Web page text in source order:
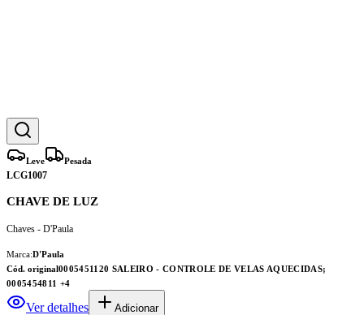
Leve Pesada
LCG1007
CHAVE DE LUZ
Chaves - D'Paula
Marca:D'Paula
Cód. original0005451120 SALEIRO - CONTROLE DE VELAS AQUECIDAS;
0005454811 +4
Ver detalhes Adicionar